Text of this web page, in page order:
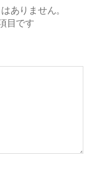
ありません。
目です